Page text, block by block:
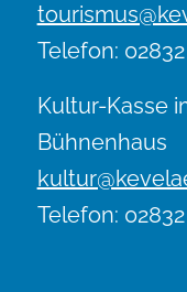
Telefon:
Kultur-Kasse
Bühnenhaus
Telefon: